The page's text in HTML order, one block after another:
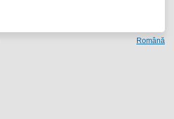
Română